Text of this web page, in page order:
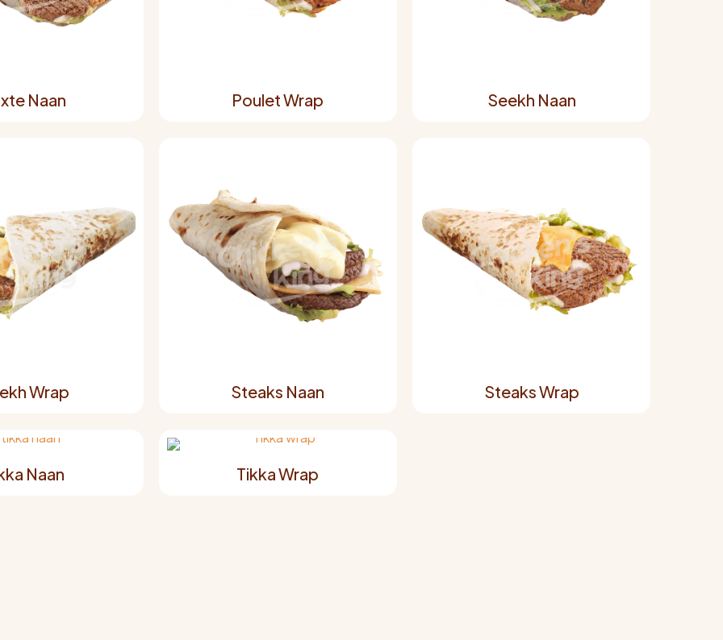
Naan Poulet Wrap Seekh Naan
Wrap Steaks Naan Steaks Wrap
Naan Tikka Wrap